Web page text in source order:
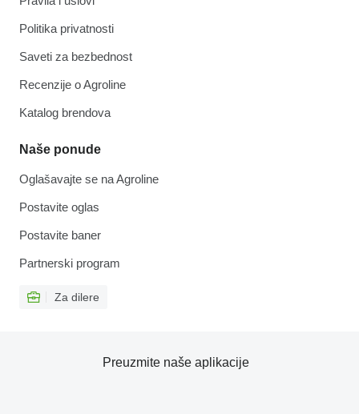
Politika privatnosti
Saveti za bezbednost
Recenzije o Agroline
Katalog brendova
Naše ponude
Oglašavajte se na Agroline
Postavite oglas
Postavite baner
Partnerski program
Za dilere
Preuzmite naše aplikacije